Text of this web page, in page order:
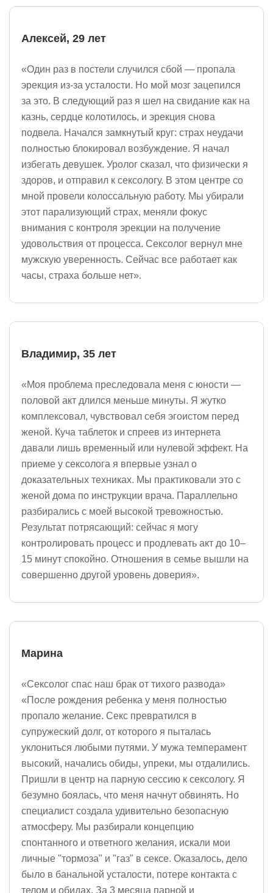
Алексей, 29 лет
«Один раз в постели случился сбой — пропала
эрекция из-за усталости. Но мой мозг зацепился
за это. В следующий раз я шел на свидание как на
казнь, сердце колотилось, и эрекция снова
подвела. Начался замкнутый круг: страх неудачи
полностью блокировал возбуждение. Я начал
избегать девушек. Уролог сказал, что физически я
здоров, и отправил к сексологу. В этом центре со
мной провели колоссальную работу. Мы убирали
этот парализующий страх, меняли фокус
внимания с контроля эрекции на получение
удовольствия от процесса. Сексолог вернул мне
мужскую уверенность. Сейчас все работает как
часы, страха больше нет».
Владимир, 35 лет
«Моя проблема преследовала меня с юности —
половой акт длился меньше минуты. Я жутко
комплексовал, чувствовал себя эгоистом перед
женой. Куча таблеток и спреев из интернета
давали лишь временный или нулевой эффект. На
приеме у сексолога я впервые узнал о
доказательных техниках. Мы практиковали это с
женой дома по инструкции врача. Параллельно
разбирались с моей высокой тревожностью.
Результат потрясающий: сейчас я могу
контролировать процесс и продлевать акт до 10–
15 минут спокойно. Отношения в семье вышли на
совершенно другой уровень доверия».
Марина
«Сексолог спас наш брак от тихого развода»
«После рождения ребенка у меня полностью
пропало желание. Секс превратился в
супружеский долг, от которого я пыталась
уклониться любыми путями. У мужа темперамент
высокий, начались обиды, упреки, мы отдалились.
Пришли в центр на парную сессию к сексологу. Я
безумно боялась, что меня начнут обвинять. Но
специалист создала удивительно безопасную
атмосферу. Мы разбирали концепцию
спонтанного и ответного желания, искали мои
личные "тормоза" и "газ" в сексе. Оказалось, дело
было в банальной усталости, потере контакта с
телом и обидах. За 3 месяца парной и